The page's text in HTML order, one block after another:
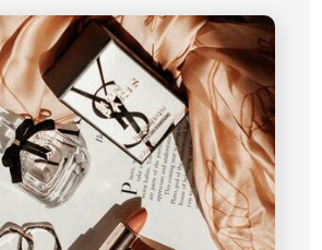
logotipo da Yves Saint Laurent